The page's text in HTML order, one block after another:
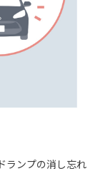
ランプの消し忘れ